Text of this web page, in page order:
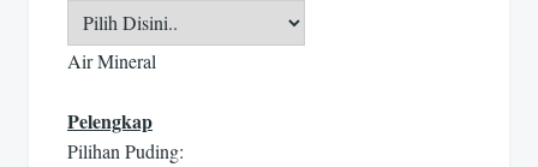
Air Mineral
Pelengkap
Pilihan Puding: